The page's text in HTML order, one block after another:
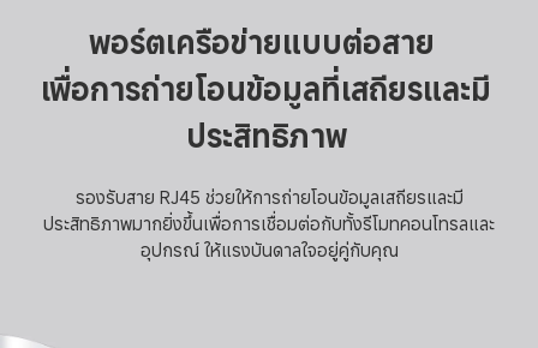
พอร์ตเครือข่ายแบบต่อสาย
เพื่อการถ่ายโอนข้อมูลที่เสถียรและมี
ประสิทธิภาพ
รองรับสาย RJ45 ช่วยให้การถ่ายโอนข้อมูลเสถียรและมี
ประสิทธิภาพมากยิ่งขึ้นเพื่อการเชื่อมต่อกับทั้งรีโมทคอนโทรลและ
อุปกรณ์ ให้แรงบันดาลใจอยู่คู่กับคุณ